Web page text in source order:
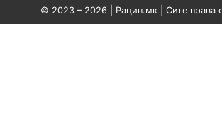
© 2023 – 2026 | Рацин.мк | Сите права